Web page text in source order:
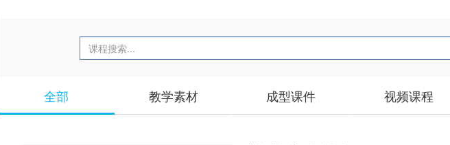
全部 教学素材 成型课件 视频课程